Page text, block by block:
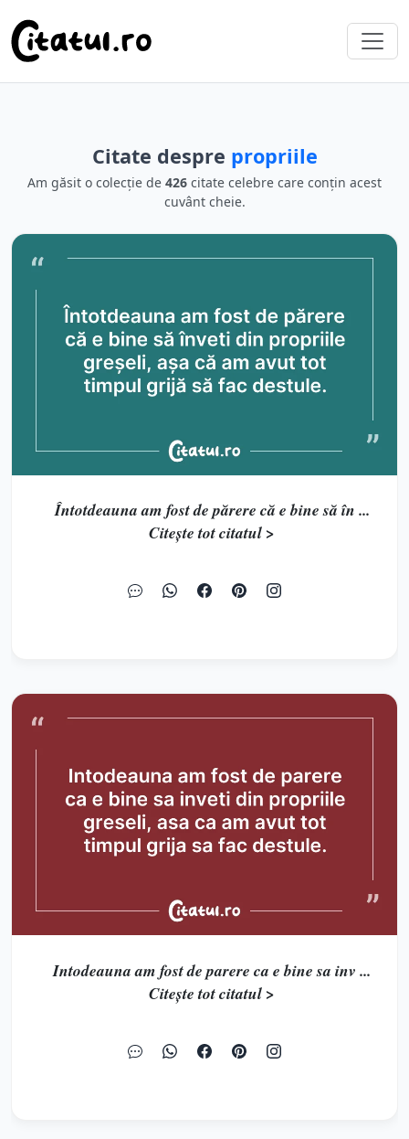
Citate despre propriile
Am găsit o colecție de 426 citate celebre care conțin acest
cuvânt cheie.
Întotdeauna am fost de părere că e bine să în ...
Citește tot citatul >
Intodeauna am fost de parere ca e bine sa inv ...
Citește tot citatul >